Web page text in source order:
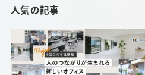
人気の記事